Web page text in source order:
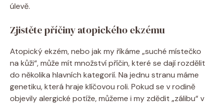
úlevě.
Zjistěte příčiny atopického‌ ekzému
Atopický ekzém,⁢ nebo jak my říkáme „suché místečko
‌na kůži“, ⁤může mít množství příčin, které se dají rozdělit
‌do ⁣několika hlavních⁢ kategorií. Na jednu stranu máme
genetiku, která ⁢hraje klíčovou roli. Pokud‌ se v rodině
objevily alergické potíže, můžeme i my ‌zdědit​ „zálibu“ v